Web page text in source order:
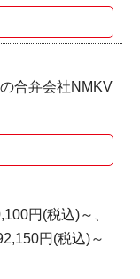
合弁会社NMKV
円(税込)～、
円(税込)～